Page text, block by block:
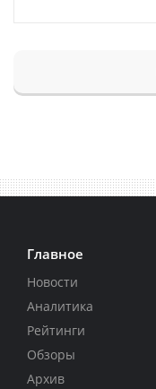
Главное
Новости
Аналитика
Рейтинги
Обзоры
Архив